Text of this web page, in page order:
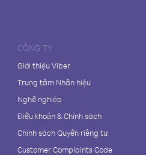
CÔNG TY
Giới thiệu Viber
Trung tâm Nhãn hiệu
Nghề nghiệp
Điều khoản & Chính sách
Chính sách Quyền riêng tư
Customer Complaints Code